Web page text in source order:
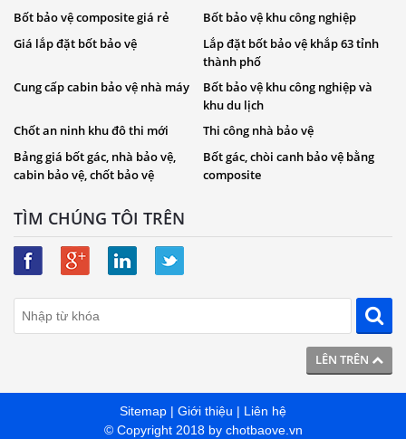
LÊN TRÊN
Bốt bảo vệ composite giá rẻ
Bốt bảo vệ khu công nghiệp
Giá lắp đặt bốt bảo vệ
Lắp đặt bốt bảo vệ khắp 63 tỉnh
thành phố
Cung cấp cabin bảo vệ nhà máy Bốt bảo vệ khu công nghiệp và
khu du lịch
Chốt an ninh khu đô thi mới
Thi công nhà bảo vệ
Bảng giá bốt gác, nhà bảo vệ,
cabin bảo vệ, chốt bảo vệ
Bốt gác, chòi canh bảo vệ bằng
composite
TÌM CHÚNG TÔI TRÊN
Sitemap | Giới thiệu | Liên hệ
© Copyright 2018 by chotbaove.vn